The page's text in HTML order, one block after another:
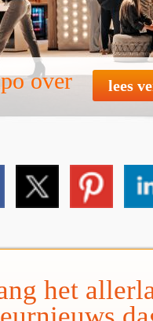
over lees
het